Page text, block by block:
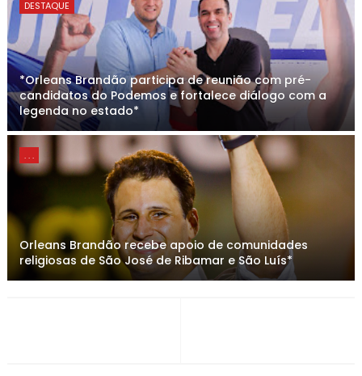
DESTAQUE
*Orleans Brandão participa de reunião com pré-
candidatos do Podemos e fortalece diálogo com a
legenda no estado*
. . .
Orleans Brandão recebe apoio de comunidades
religiosas de São José de Ribamar e São Luís*